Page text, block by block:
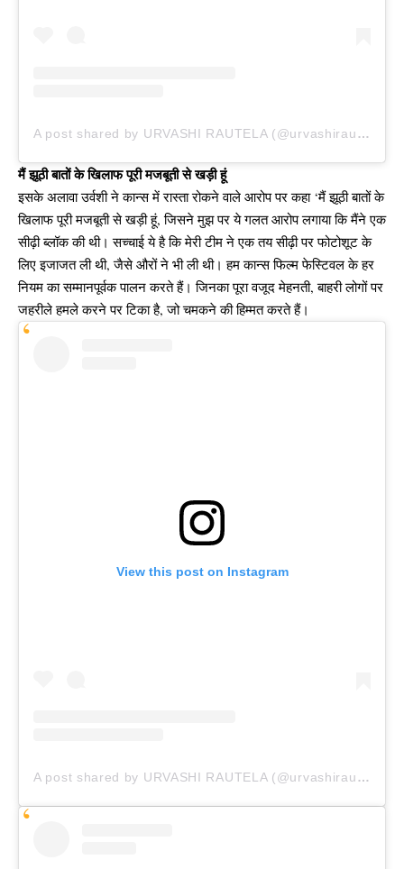
A post shared by URVASHI RAUTELA (@urvashirautela)
मैं झूठी बातों के खिलाफ पूरी मजबूती से खड़ी हूं
इसके अलावा उर्वशी ने कान्स में रास्ता रोकने वाले आरोप पर कहा ‘मैं झूठी बातों के
खिलाफ पूरी मजबूती से खड़ी हूं, जिसने मुझ पर ये गलत आरोप लगाया कि मैंने एक
सीढ़ी ब्लॉक की थी। सच्चाई ये है कि मेरी टीम ने एक तय सीढ़ी पर फोटोशूट के
लिए इजाजत ली थी, जैसे औरों ने भी ली थी। हम कान्स फिल्म फेस्टिवल के हर
नियम का सम्मानपूर्वक पालन करते हैं। जिनका पूरा वजूद मेहनती, बाहरी लोगों पर
जहरीले हमले करने पर टिका है, जो चमकने की हिम्मत करते हैं।
View this post on Instagram
A post shared by URVASHI RAUTELA (@urvashirautela)